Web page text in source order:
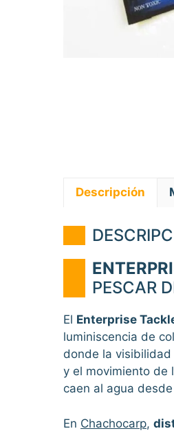
Descripción
PESCAR
El Enterprise
luminiscencia de
donde la
y el movimiento de
caen al agua
En Chachocarp,